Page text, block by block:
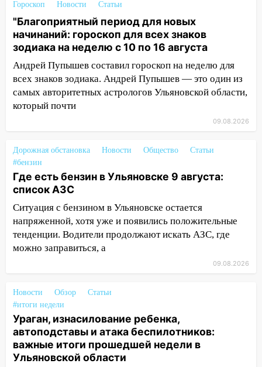
СНТ сидят без света
10:13 Прокуратура подвела итоги
недели в Ульяновской области
09:18 Из-за ливня заблокировано
движение трамваев в Ульяновске
09:15 Ураган, изнасилование ребенка,
автоподставы и атака беспилотников:
08:20
трамвайную и троллейбусную
инфраструктуру после шторма
08:19 Внимание! В Цильнинском районе
пропал 67-летний мужчина
08:11
На Ульяновск снова надвигается
означают классы бензина и можно ли
заливать «старое» топливо в
современные автомобили
06:30 Какая погода будет в Ульяновской
области днем 9 августа
Гороскоп Новости Статьи
"Благоприятный период для новых
начинаний: гороскоп для всех знаков
зодиака на неделю с 10 по 16 августа
Андрей Пупышев составил гороскоп на неделю для
всех знаков зодиака. Андрей Пупышев — это один из
самых авторитетных астрологов Ульяновской области,
который почти
09.08.2026
Дорожная обстановка Новости Общество
Статьи
#бензин
Где есть бензин в Ульяновске 9 августа:
список АЗС
Ситуация с бензином в Ульяновске остается
напряженной, хотя уже и появились положительные
тенденции. Водители продолжают искать АЗС, где
можно заправиться, а
09.08.2026
Новости Обзор
Статьи
#итоги недели
Ураган, изнасилование ребенка,
автоподставы и атака беспилотников:
важные итоги прошедшей недели в
Ульяновской области